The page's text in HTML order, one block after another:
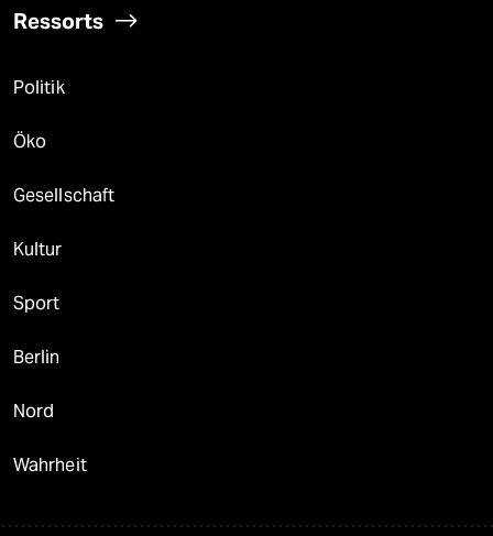
Ressorts
Politik
Öko
Gesellschaft
Kultur
Sport
Berlin
Nord
Wahrheit